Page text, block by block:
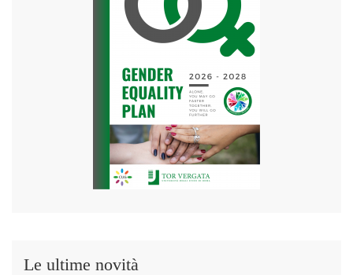
Le ultime novità